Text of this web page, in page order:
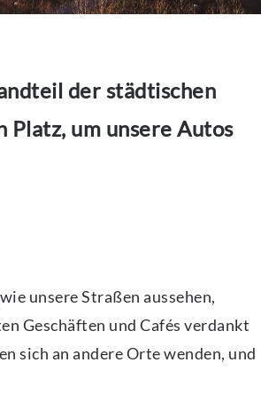
der städtischen
um unsere Autos
unsere Straßen aussehen,
Geschäften und Cafés verdankt
sich an andere Orte wenden, und